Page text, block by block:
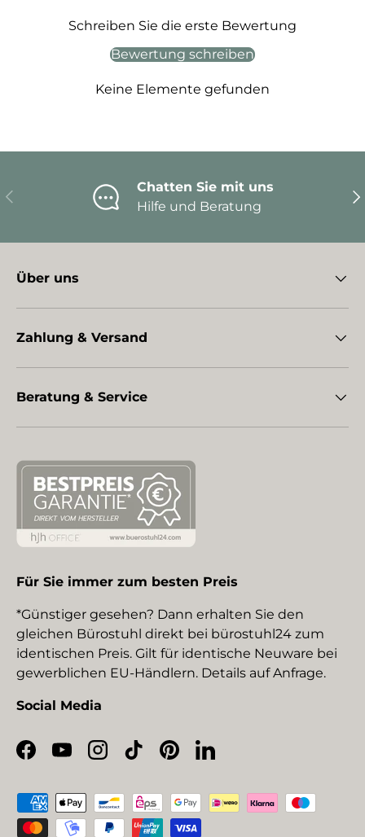
Schreiben Sie die erste Bewertung
Bewertung schreiben
Keine Elemente gefunden
Vorherige
Chatten Sie mit uns
Hilfe und Beratung
Über uns
Zahlung & Versand
Beratung & Service
Für Sie immer zum besten Preis
*Günstiger gesehen? Dann erhalten Sie den
gleichen Bürostuhl direkt bei bürostuhl24 zum
identischen Preis. Gilt für identische Neuware bei
gewerblichen EU-Händlern. Details auf Anfrage.
Social Media
Facebook
YouTubeInstagram
TikTokPinterestLinkedIn
Zahlungsmethoden